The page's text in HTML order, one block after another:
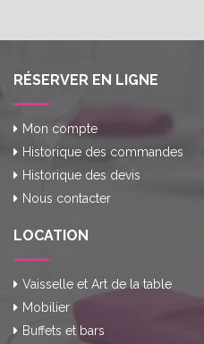
RÉSERVER EN LIGNE
Mon compte
Historique des commandes
Historique des devis
Nous contacter
LOCATION
Vaisselle et Art de la table
Mobilier
Buffets et bars